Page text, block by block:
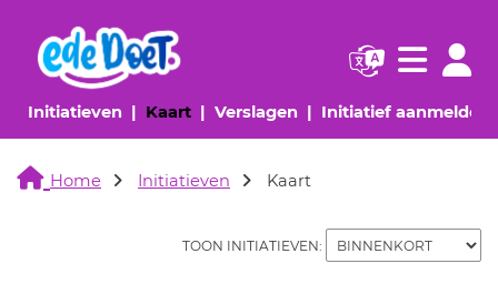
Initiatieven (huidige pagina)
Kaart(huidige pagina)
Verslagen (huidige pagina)
Initiatief aanmelden
Navigatie
Home Initiatieven Kaart
TOON INITIATIEVEN: